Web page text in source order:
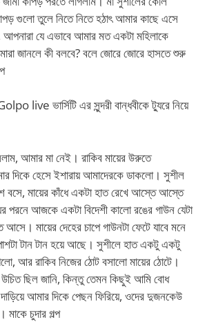
গুলো তুলে নিতে নিতে হঠাৎ আমার কাছে এসে
আপনারা যে এভাবে আমার মত একটা মহিলাকে
জানলে কী বলবে? বলে জোরে জোরে হাসতে শুরু
live ভার্সিটি এর সুন্দরী বান্ধবীকে ট্যুরে নিয়ে
আমার মা নেই। রাকিব মায়ের উরুতে
দিকে হেসে ইশারায় আমাদেরকে ডাকলো। সুশীল
বসে, মায়ের কাঁধে একটা হাত রেখে আস্তে আস্তে
পরনে আজকে একটা বিদেশী কালো রঙের গাউন যেটা
আসে। মায়ের দেহের চাপে গাউনটা ফেটে যাবে মনে
টান টান হয়ে আছে। সুশীলে হাত একটু একটু
আর রাকিব নিজের ঠোট বসালো মায়ের ঠোটে।
উচিত ছিল জানি, কিন্তু তেমন কিছুই আমি বোধ
আমার দিকে পেছন ফিরিয়ে, ওদের দুজনকেউ
মাকে চুদার গল্প